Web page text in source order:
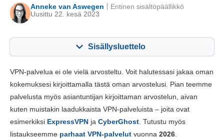
Anneke van Aswegen
Uusittu 22. kesä 2023
Entinen sisältöpäällikkö
Sisällysluettelo
Perustoiminnot 0.5
Sovellukset ja asentaminen 3.0
Luotettavuus ja tukipalvelut 2.0
VPN-palvelua ei ole vielä arvosteltu. Voit halutessasi jakaa oman
kokemuksesi kirjoittamalla tästä oman arvostelusi. Pian teemme
palvelusta myös asiantuntijan kirjoittaman arvostelun, aivan
kuten muistakin laadukkaista VPN-palveluista – joita ovat
esimerkiksi ExpressVPN ja CyberGhost . Tutustu myös
listaukseemme parhaat VPN-palvelut vuonna 2026